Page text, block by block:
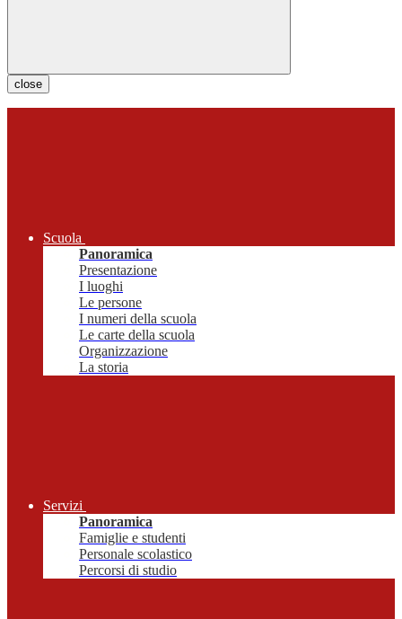
close
Scuola
Panoramica
Presentazione
I luoghi
Le persone
I numeri della scuola
Le carte della scuola
Organizzazione
La storia
Servizi
Panoramica
Famiglie e studenti
Personale scolastico
Percorsi di studio